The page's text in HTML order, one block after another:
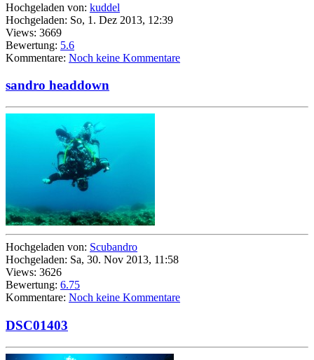
Hochgeladen von: kuddel
Hochgeladen: So, 1. Dez 2013, 12:39
Views: 3669
Bewertung: 5.6
Kommentare: Noch keine Kommentare
sandro headdown
Hochgeladen von: Scubandro
Hochgeladen: Sa, 30. Nov 2013, 11:58
Views: 3626
Bewertung: 6.75
Kommentare: Noch keine Kommentare
DSC01403